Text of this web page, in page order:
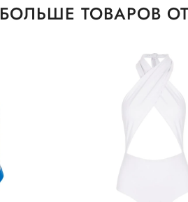
БОЛЬШЕ ТОВАРОВ ОТ